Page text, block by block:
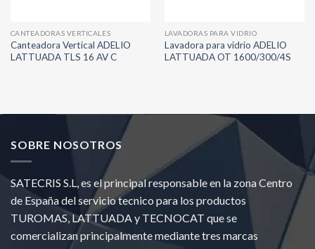
CANTEADORAS VERTICALES
Canteadora Vertical ADELIO
LATTUADA TLS 16 AV C
LAVADORAS PARA VIDRIO
Lavadora para vidrio ADELIO
LATTUADA OT 1600/300/4S
SOBRE NOSOTROS
SATECRIS S.L, es el principal responsable en la zona Centro
de España del servicio tecnico para los productos
TUROMAS, LATTUADA y TECNOCAT que se
comercializan principalmente mediante tres marcas